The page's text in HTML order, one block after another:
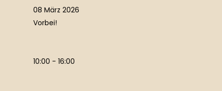
08 März 2026
Vorbei!
10:00 - 16:00